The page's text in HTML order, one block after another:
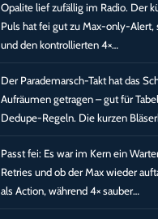
Opalite lief zufällig im Radio. Der
Puls hat fei gut zu Max-only-
und den kontrollierten 4×…
Der Parademarsch-Takt hat das
Aufräumen getragen – gut für
Dedupe-Regeln. Die kurzen
Passt fei: Es war im Kern ein
Retries und ob der Max wieder
als Action, während 4× sauber…